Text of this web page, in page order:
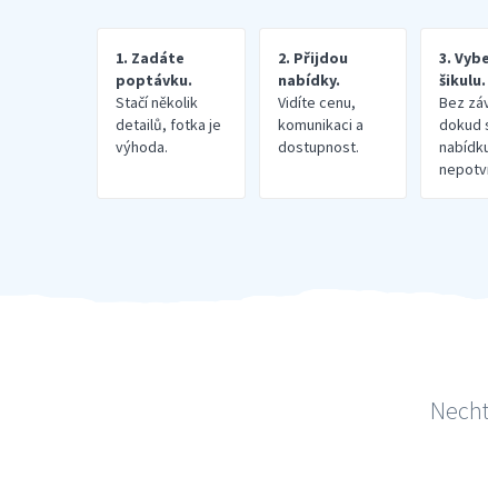
1. Zadáte
poptávku.
Stačí několik
detailů, fotka je
výhoda.
2. Přijdou
nabídky.
Vidíte cenu,
komunikaci a
dostupnost.
3.
šikulu.
Bez
dokud